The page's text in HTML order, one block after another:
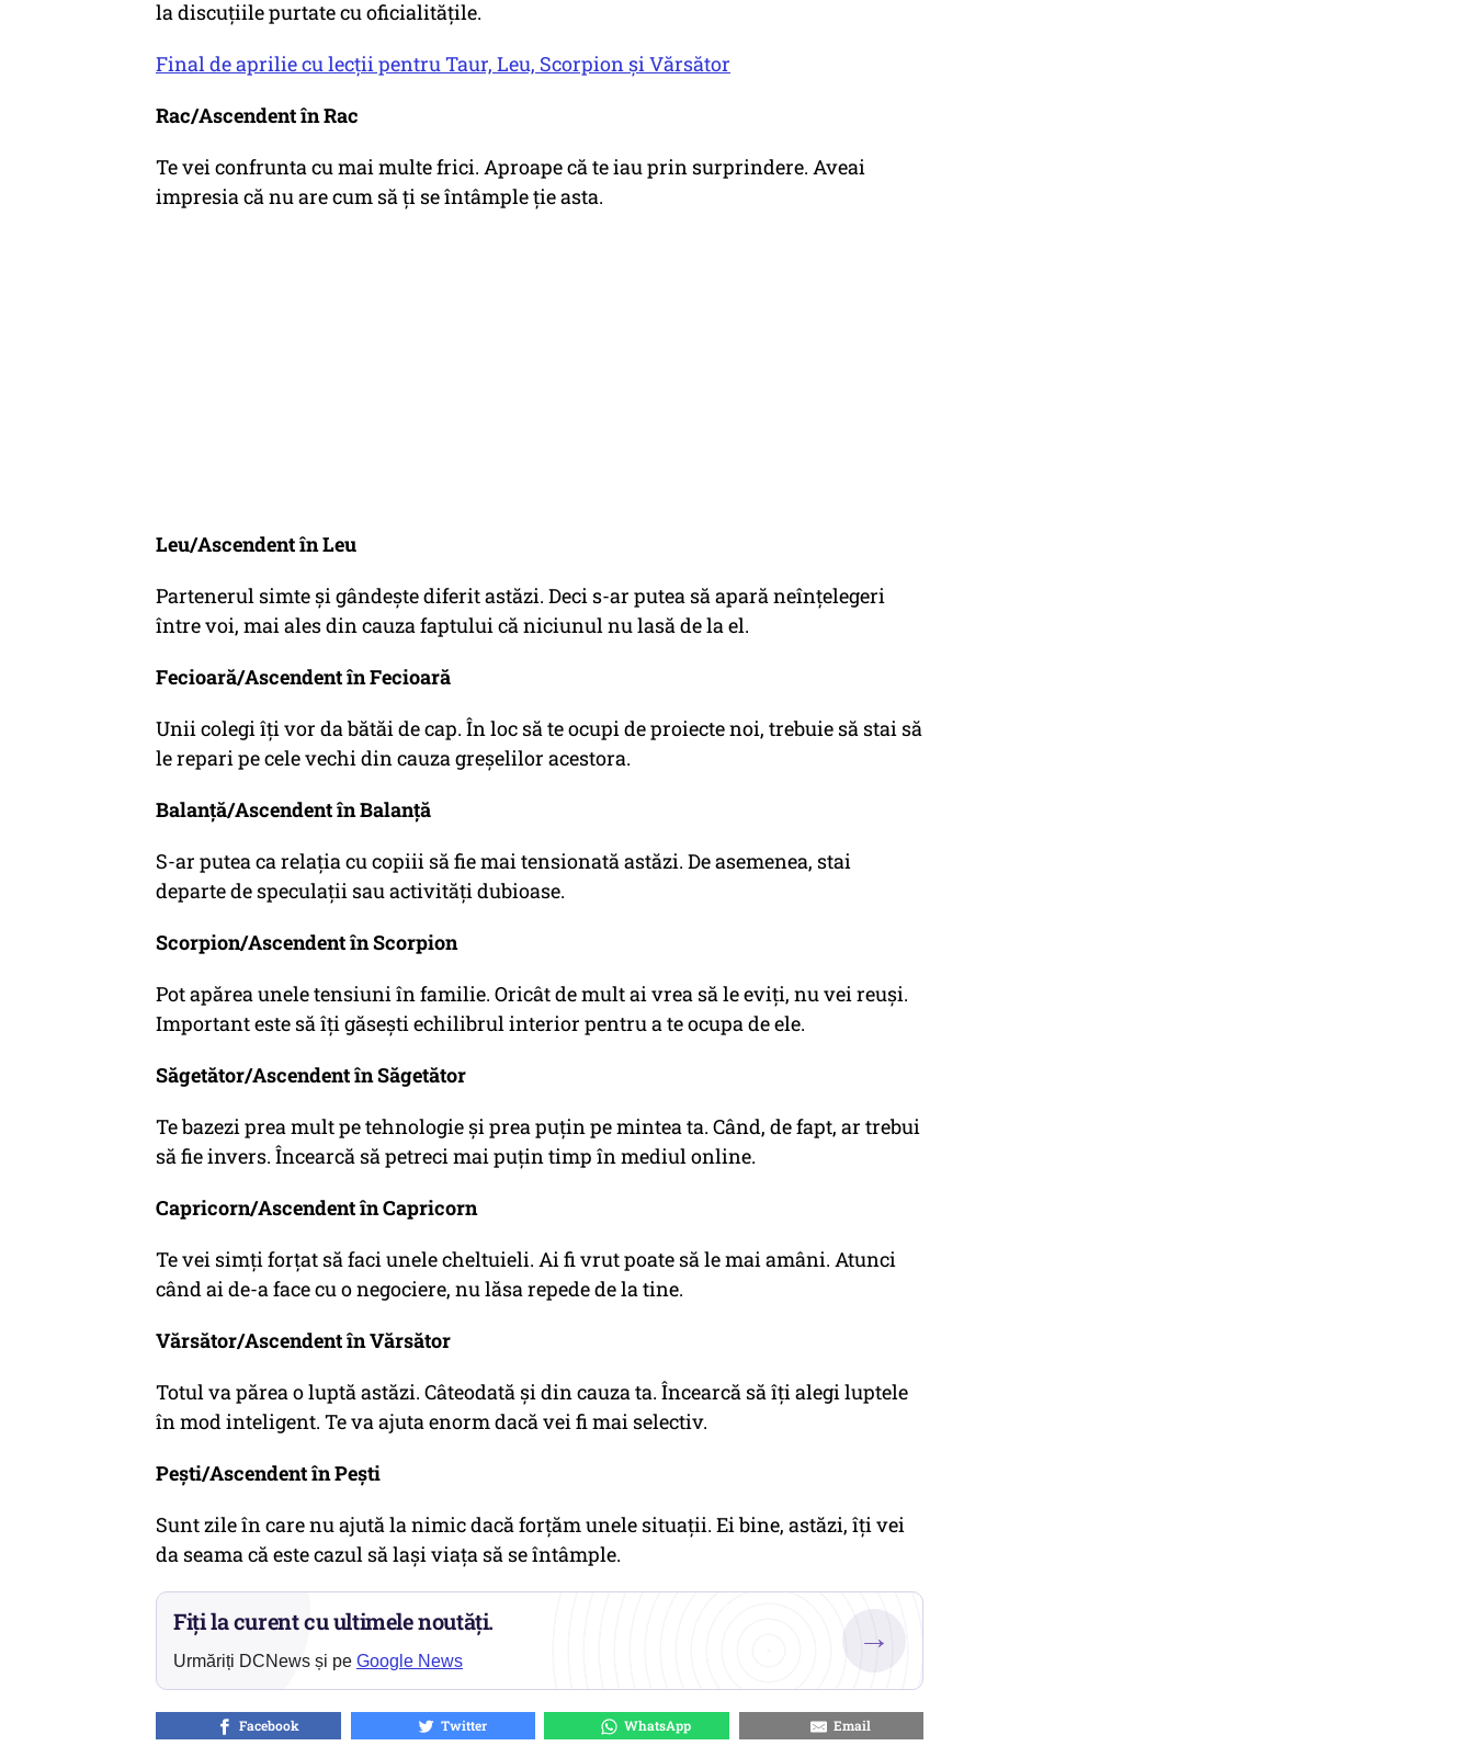
la discuțiile purtate cu oficialitățile.
Final de aprilie cu lecții pentru Taur, Leu, Scorpion și Vărsător
Rac/Ascendent în Rac
Te vei confrunta cu mai multe frici. Aproape că te iau prin surprindere. Aveai
impresia că nu are cum să ți se întâmple ție asta.
Leu/Ascendent în Leu
Partenerul simte și gândește diferit astăzi. Deci s-ar putea să apară neînțelegeri
între voi, mai ales din cauza faptului că niciunul nu lasă de la el.
Fecioară/Ascendent în Fecioară
Unii colegi îți vor da bătăi de cap. În loc să te ocupi de proiecte noi, trebuie să stai să
le repari pe cele vechi din cauza greșelilor acestora.
Balanță/Ascendent în Balanță
S-ar putea ca relația cu copiii să fie mai tensionată astăzi. De asemenea, stai
departe de speculații sau activități dubioase.
Scorpion/Ascendent în Scorpion
Pot apărea unele tensiuni în familie. Oricât de mult ai vrea să le eviți, nu vei reuși.
Important este să îți găsești echilibrul interior pentru a te ocupa de ele.
Săgetător/Ascendent în Săgetător
Te bazezi prea mult pe tehnologie și prea puțin pe mintea ta. Când, de fapt, ar trebui
să fie invers. Încearcă să petreci mai puțin timp în mediul online.
Capricorn/Ascendent în Capricorn
Te vei simți forțat să faci unele cheltuieli. Ai fi vrut poate să le mai amâni. Atunci
când ai de-a face cu o negociere, nu lăsa repede de la tine.
Vărsător/Ascendent în Vărsător
Totul va părea o luptă astăzi. Câteodată și din cauza ta. Încearcă să îți alegi luptele
în mod inteligent. Te va ajuta enorm dacă vei fi mai selectiv.
Pești/Ascendent în Pești
Sunt zile în care nu ajută la nimic dacă forțăm unele situații. Ei bine, astăzi, îți vei
da seama că este cazul să lași viața să se întâmple.
Fiți la curent cu ultimele noutăți.
Urmăriți DCNews și pe Google News
→
Facebook Twitter WhatsApp Email